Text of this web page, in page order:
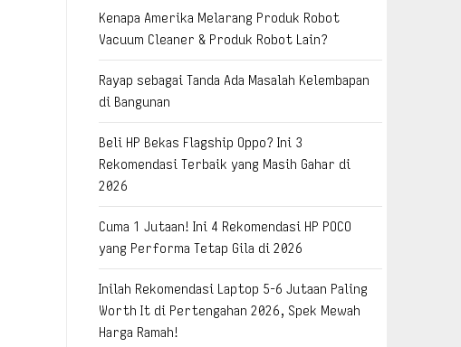
Kenapa Amerika Melarang Produk Robot
Vacuum Cleaner & Produk Robot Lain?
Rayap sebagai Tanda Ada Masalah Kelembapan
di Bangunan
Beli HP Bekas Flagship Oppo? Ini 3
Rekomendasi Terbaik yang Masih Gahar di
2026
Cuma 1 Jutaan! Ini 4 Rekomendasi HP POCO
yang Performa Tetap Gila di 2026
Inilah Rekomendasi Laptop 5-6 Jutaan Paling
Worth It di Pertengahan 2026, Spek Mewah
Harga Ramah!